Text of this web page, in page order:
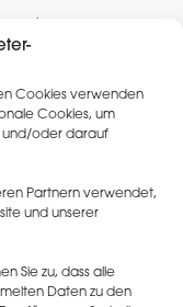
Cookies verwenden
Cookies, um
und/oder darauf
Partnern verwendet,
und unserer
Sie zu, dass alle
Daten zu den
) zu
für
in der EU.
und
rasant an